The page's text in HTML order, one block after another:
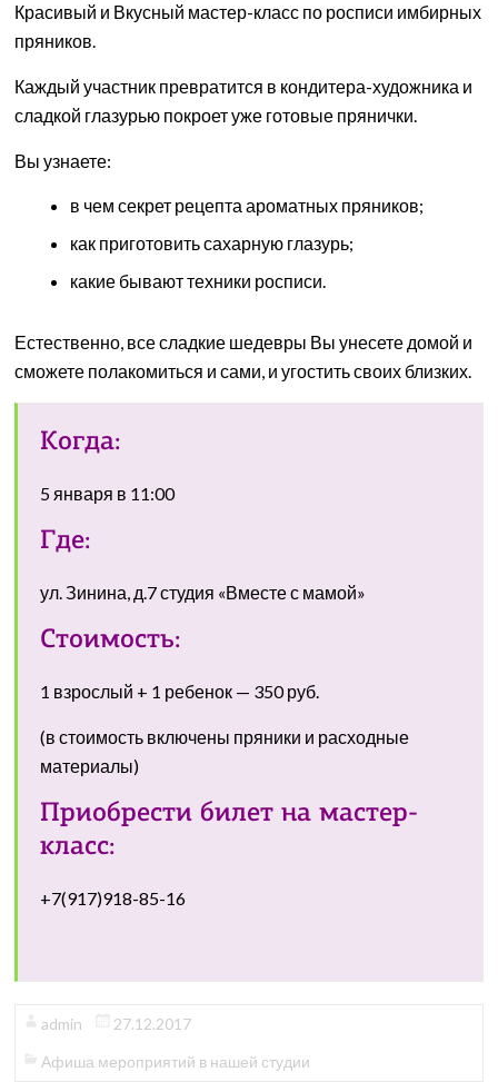
Красивый и Вкусный мастер-класс по росписи имбирных
пряников.
Каждый участник превратится в кондитера-художника и
сладкой глазурью покроет уже готовые прянички.
Вы узнаете:
в чем секрет рецепта ароматных пряников;
как приготовить сахарную глазурь;
какие бывают техники росписи.
Естественно, все сладкие шедевры Вы унесете домой и
сможете полакомиться и сами, и угостить своих близких.
Когда:
5 января в 11:00
Где:
ул. Зинина, д.7 студия «Вместе с мамой»
Стоимость:
1 взрослый + 1 ребенок — 350 руб.
(в стоимость включены пряники и расходные
материалы)
Приобрести билет на мастер-
класс:
+7(917)918-85-16
admin
27.12.2017
Афиша мероприятий в нашей студии